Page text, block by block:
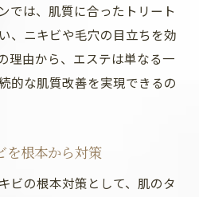
では、肌質に合ったトリート
、ニキビや毛穴の目立ちを効
理由から、エステは単なる一
的な肌質改善を実現できるの
を根本から対策
ビの根本対策として、肌のタ